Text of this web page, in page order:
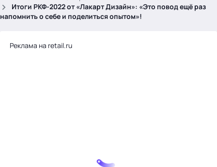
Итоги РКФ-2022 от «Лакарт Дизайн»: «Это повод ещё раз
напомнить о себе и поделиться опытом»!
Реклама на retail.ru